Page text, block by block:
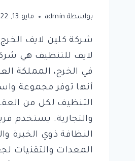
بواسطة admin مايو 13, 2022
شركة كلين لايف
لايف للتنظيف هي
في الخرج، المملكة
أنها توفر مجموعة
التنظيف لكل من
والتجارية. يستخدم
النظافة ذوي الخبرة
المعدات والتقنيات